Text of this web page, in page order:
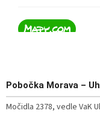
Pobočka Morava –
Močidla 2378, vedle VaK